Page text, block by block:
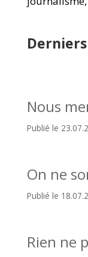
Nous
Publié le
On ne
Publié le
Rien ne